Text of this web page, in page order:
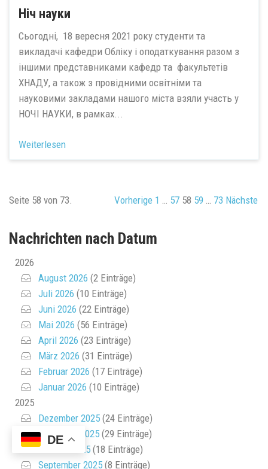
Ніч науки
Сьогодні, 18 вересня 2021 року студенти та
викладачі кафедри Обліку і оподаткування разом з
іншими представниками кафедр та факультетів
ХНАДУ, а також з провідними освітніми та
науковими закладами нашого міста взяли участь у
НОЧІ НАУКИ, в рамках...
Weiterlesen
Seite 58 von 73. Vorherige 1 57 58 59 73 Nächste
Nachrichten nach Datum
2026
August 2026 (2 Einträge)
Juli 2026 (10 Einträge)
Juni 2026 (22 Einträge)
Mai 2026 (56 Einträge)
April 2026 (23 Einträge)
März 2026 (31 Einträge)
Februar 2026 (17 Einträge)
Januar 2026 (10 Einträge)
2025
Dezember 2025 (24 Einträge)
November 2025 (29 Einträge)
Oktober 2025 (18 Einträge)
September 2025 (8 Einträge)
DE